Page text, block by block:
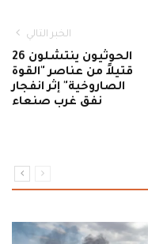
الخبر التالي
الحوثيون ينتشلون 26
قتيلاً من عناصر "القوة
الصاروخية" إثر انفجار
نفق غرب صنعاء